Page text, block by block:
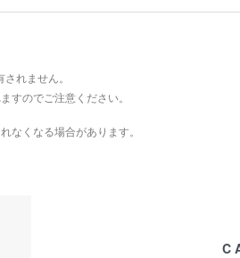
れません。
すのでご注意ください。
なくなる場合があります。